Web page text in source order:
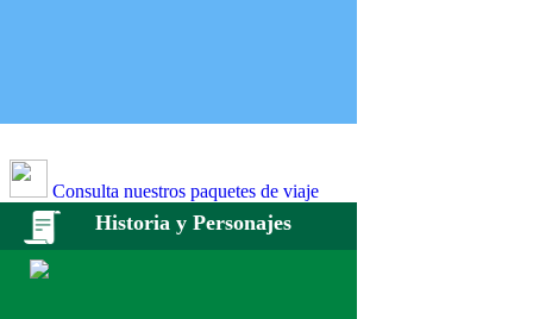
Consulta nuestros paquetes de viaje
Historia y Personajes